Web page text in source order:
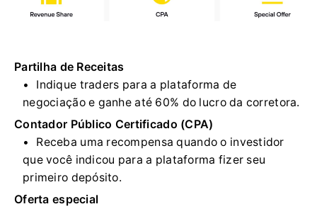
Partilha de Receitas
Indique traders para a plataforma de
negociação e ganhe até 60% do lucro da corretora.
Contador Público Certificado (CPA)
Receba uma recompensa quando o investidor
que você indicou para a plataforma fizer seu
primeiro depósito.
Oferta especial